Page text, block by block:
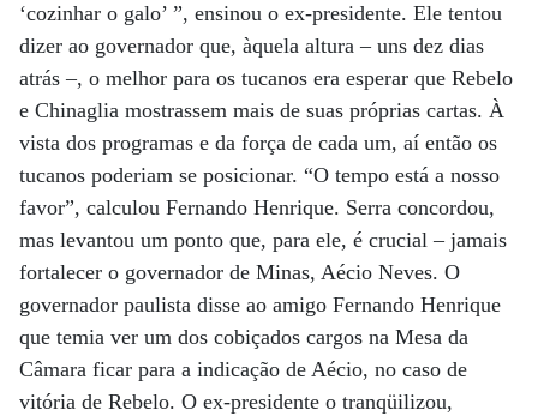
‘cozinhar o galo’ ”, ensinou o ex-presidente. Ele tentou
dizer ao governador que, àquela altura – uns dez dias
atrás –, o melhor para os tucanos era esperar que Rebelo
e Chinaglia mostrassem mais de suas próprias cartas. À
vista dos programas e da força de cada um, aí então os
tucanos poderiam se posicionar. “O tempo está a nosso
favor”, calculou Fernando Henrique. Serra concordou,
mas levantou um ponto que, para ele, é crucial – jamais
fortalecer o governador de Minas, Aécio Neves. O
governador paulista disse ao amigo Fernando Henrique
que temia ver um dos cobiçados cargos na Mesa da
Câmara ficar para a indicação de Aécio, no caso de
vitória de Rebelo. O ex-presidente o tranqüilizou,